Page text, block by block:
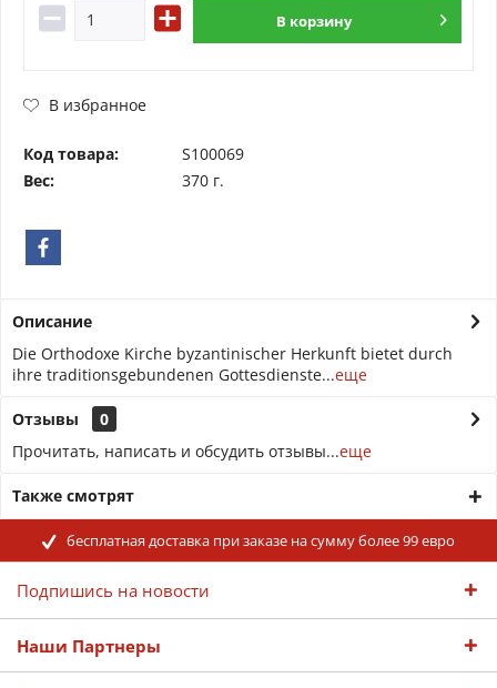
В корзину
В избранное
Код товара:
S100069
Вес:
370 г.
Описание
Die Orthodoxe Kirche byzantinischer Herkunft bietet durch
ihre traditionsgebundenen Gottesdienste...еще
Отзывы
0
Прочитать, написать и обсудить отзывы...еще
Также смотрят
бесплатная доставка при заказе на сумму более 99 евро
Подпишись на новости
Наши Партнеры